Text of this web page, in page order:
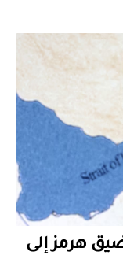
هرمز إلى